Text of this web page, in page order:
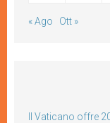
« Ago Ott »
Il Vaticano offre